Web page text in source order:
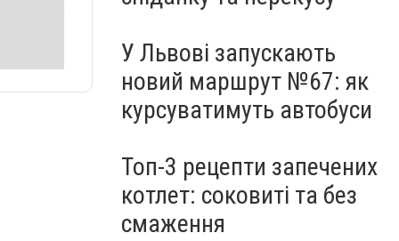
У Львові запускають
новий маршрут №67: як
курсуватимуть автобуси
Топ-3 рецепти запечених
котлет: соковиті та без
смаження